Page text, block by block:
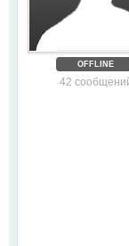
OFFLINE
42